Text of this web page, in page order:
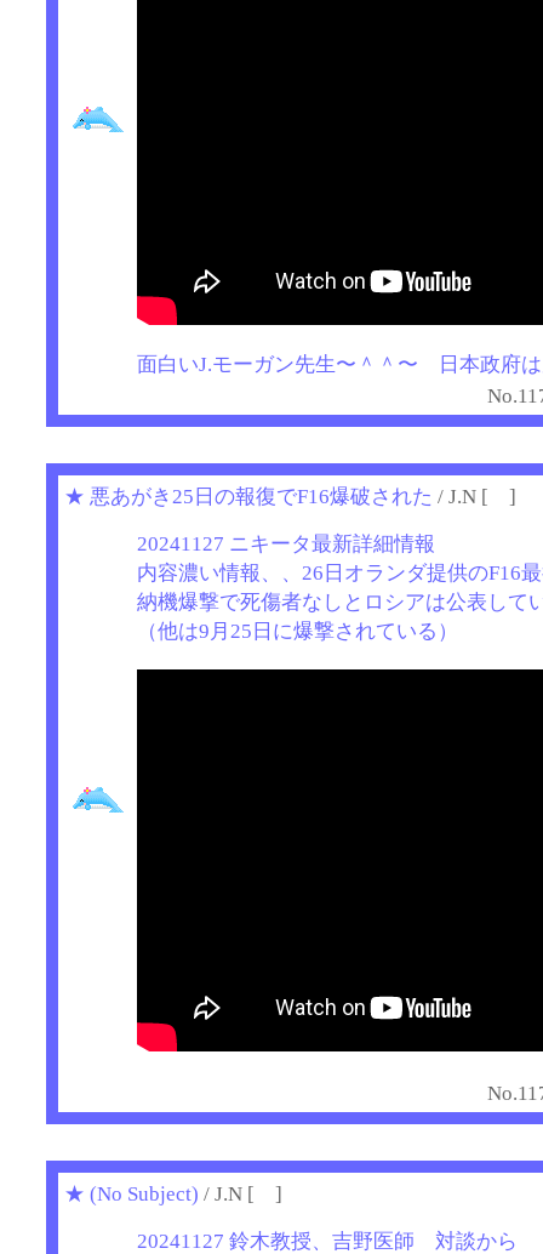
面白いJ.モーガン先生〜＾＾〜 日本政府
★ 悪あがき25日の報復でF16爆破された / J.N [ ]
20241127 ニキータ最新詳細情報
内容濃い情報、、26日オランダ提供のF16
納機爆撃で死傷者なしとロシアは公表して
（他は9月25日に爆撃されている）
★ (No Subject) / J.N [ ]
20241127 鈴木教授、吉野医師 対談から